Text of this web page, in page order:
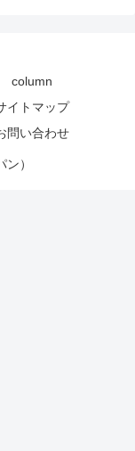
column
イトマップ
問い合わせ
）